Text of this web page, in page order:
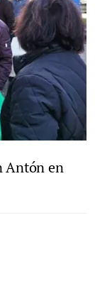
Antón en